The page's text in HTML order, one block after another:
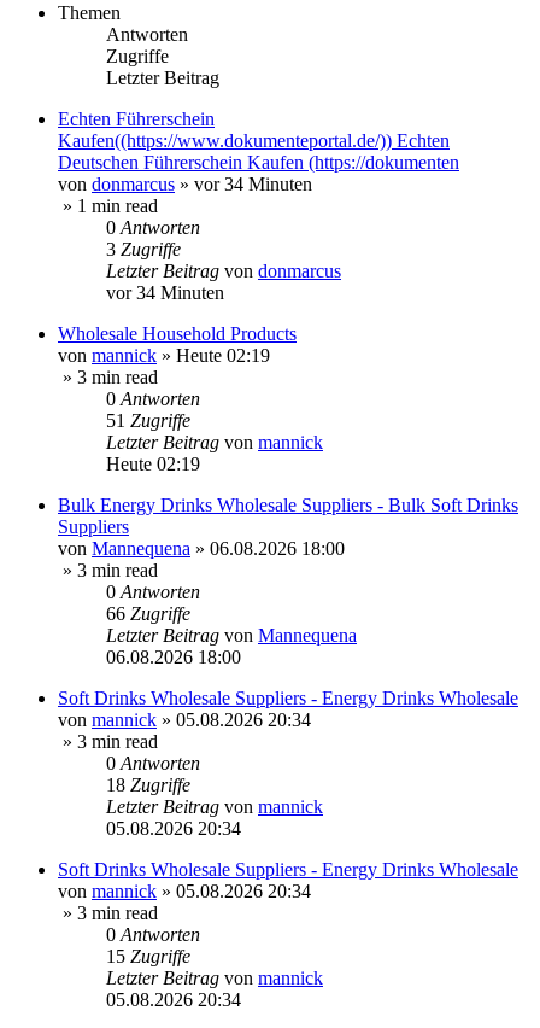
Themen
Antworten
Zugriffe
Letzter Beitrag
Echten Führerschein
Kaufen((https://www.dokumenteportal.de/)) Echten
Deutschen Führerschein Kaufen (https://dokumenten
von donmarcus » vor 34 Minuten
» 1 min read
0 Antworten
3 Zugriffe
Letzter Beitrag von donmarcus
vor 34 Minuten
Wholesale Household Products
von mannick » Heute 02:19
» 3 min read
0 Antworten
51 Zugriffe
Letzter Beitrag von mannick
Heute 02:19
Bulk Energy Drinks Wholesale Suppliers - Bulk Soft Drinks
Suppliers
von Mannequena » 06.08.2026 18:00
» 3 min read
0 Antworten
66 Zugriffe
Letzter Beitrag von Mannequena
06.08.2026 18:00
Soft Drinks Wholesale Suppliers - Energy Drinks Wholesale
von mannick » 05.08.2026 20:34
» 3 min read
0 Antworten
18 Zugriffe
Letzter Beitrag von mannick
05.08.2026 20:34
Soft Drinks Wholesale Suppliers - Energy Drinks Wholesale
von mannick » 05.08.2026 20:34
» 3 min read
0 Antworten
15 Zugriffe
Letzter Beitrag von mannick
05.08.2026 20:34